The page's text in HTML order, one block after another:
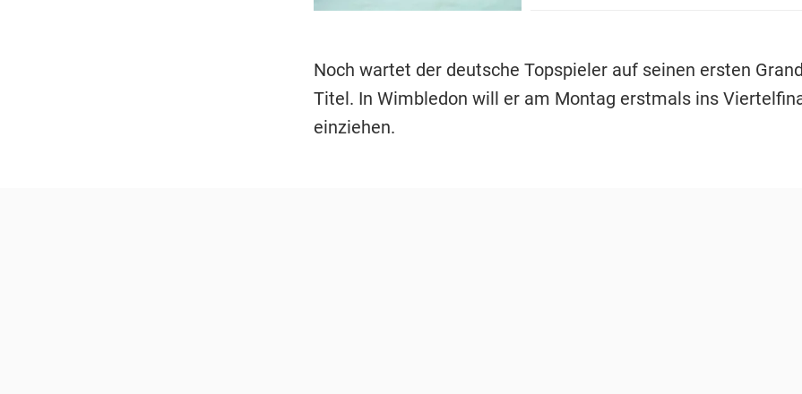
Noch wartet der deutsche Topspieler auf seinen ersten
Titel. In Wimbledon will er am Montag erstmals ins
einziehen.